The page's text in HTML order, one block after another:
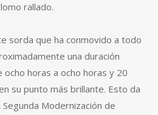
rallado.
sorda que ha conmovido a todo
una duración
horas a ocho horas y 20
su punto más brillante. Esto da
Modernización de